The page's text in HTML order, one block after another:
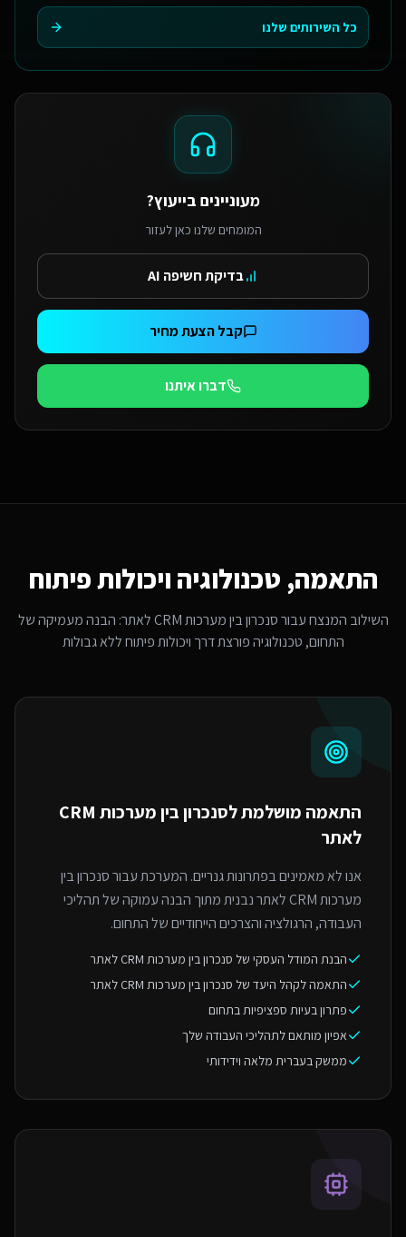
כל השירותים שלנו
מעוניינים בייעוץ?
המומחים שלנו כאן לעזור
בדיקת חשיפה AI
קבל הצעת מחיר
דברו איתנו
התאמה, טכנולוגיה ויכולות פיתוח
השילוב המנצח עבורסנכרון בין מערכות CRM לאתר
: הבנה מעמיקה של
התחום, טכנולוגיה פורצת דרך ויכולות פיתוח ללא גבולות
התאמה מושלמת ל
סנכרון בין מערכות CRM
לאתר
אנו לא מאמינים בפתרונות גנריים. המערכת עבור סנכרון בין
מערכות CRM לאתר נבנית מתוך הבנה עמוקה של תהליכי
העבודה, הרגולציה והצרכים הייחודיים של התחום.
הבנת המודל העסקי של סנכרון בין מערכות CRM לאתר
התאמה לקהל היעד של סנכרון בין מערכות CRM לאתר
פתרון בעיות ספציפיות בתחום
אפיון מותאם לתהליכי העבודה שלך
ממשק בעברית מלאה וידידותי